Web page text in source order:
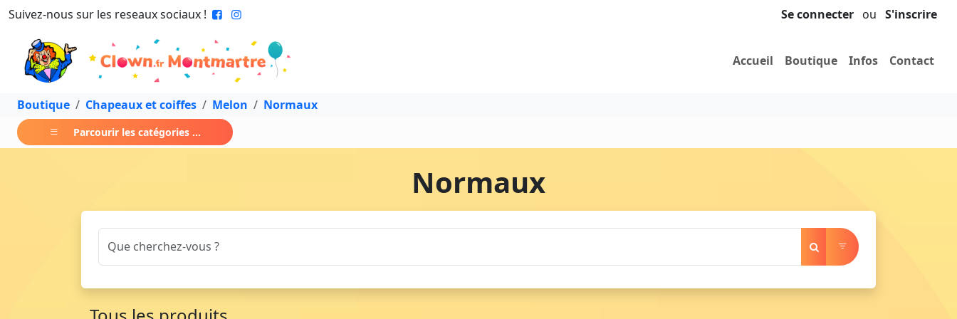
Suivez-nous sur les reseaux sociaux ! Se connecter ou S'inscrire
Accueil Boutique Infos Contact
Boutique Chapeaux et coiffes Melon Normaux
Parcourir les catégories ...
Normaux